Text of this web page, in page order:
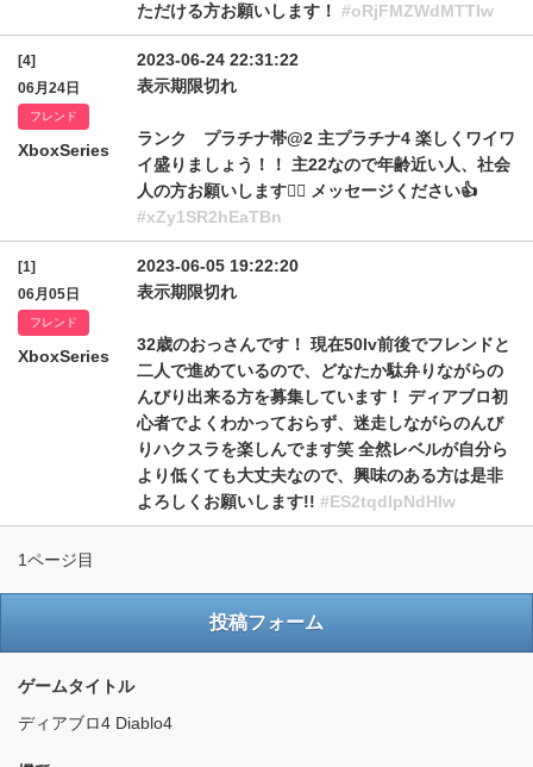
ただける方お願いします！ #oRjFMZWdMTTIw
[4]
06月24日
フレンド
XboxSeries
2023-06-24 22:31:22
表示期限切れ
ランク プラチナ帯@2 主プラチナ4 楽しくワイワ
イ盛りましょう！！ 主22なので年齢近い人、社会
人の方お願いします🙇‍♂️ メッセージください👍
#xZy1SR2hEaTBn
[1]
06月05日
フレンド
XboxSeries
2023-06-05 19:22:20
表示期限切れ
32歳のおっさんです！ 現在50lv前後でフレンドと
二人で進めているので、どなたか駄弁りながらの
んびり出来る方を募集しています！ ディアブロ初
心者でよくわかっておらず、迷走しながらのんび
りハクスラを楽しんでます笑 全然レベルが自分ら
より低くても大丈夫なので、興味のある方は是非
よろしくお願いします!! #ES2tqdlpNdHIw
1ページ目
投稿フォーム
ゲームタイトル
ディアブロ4 Diablo4